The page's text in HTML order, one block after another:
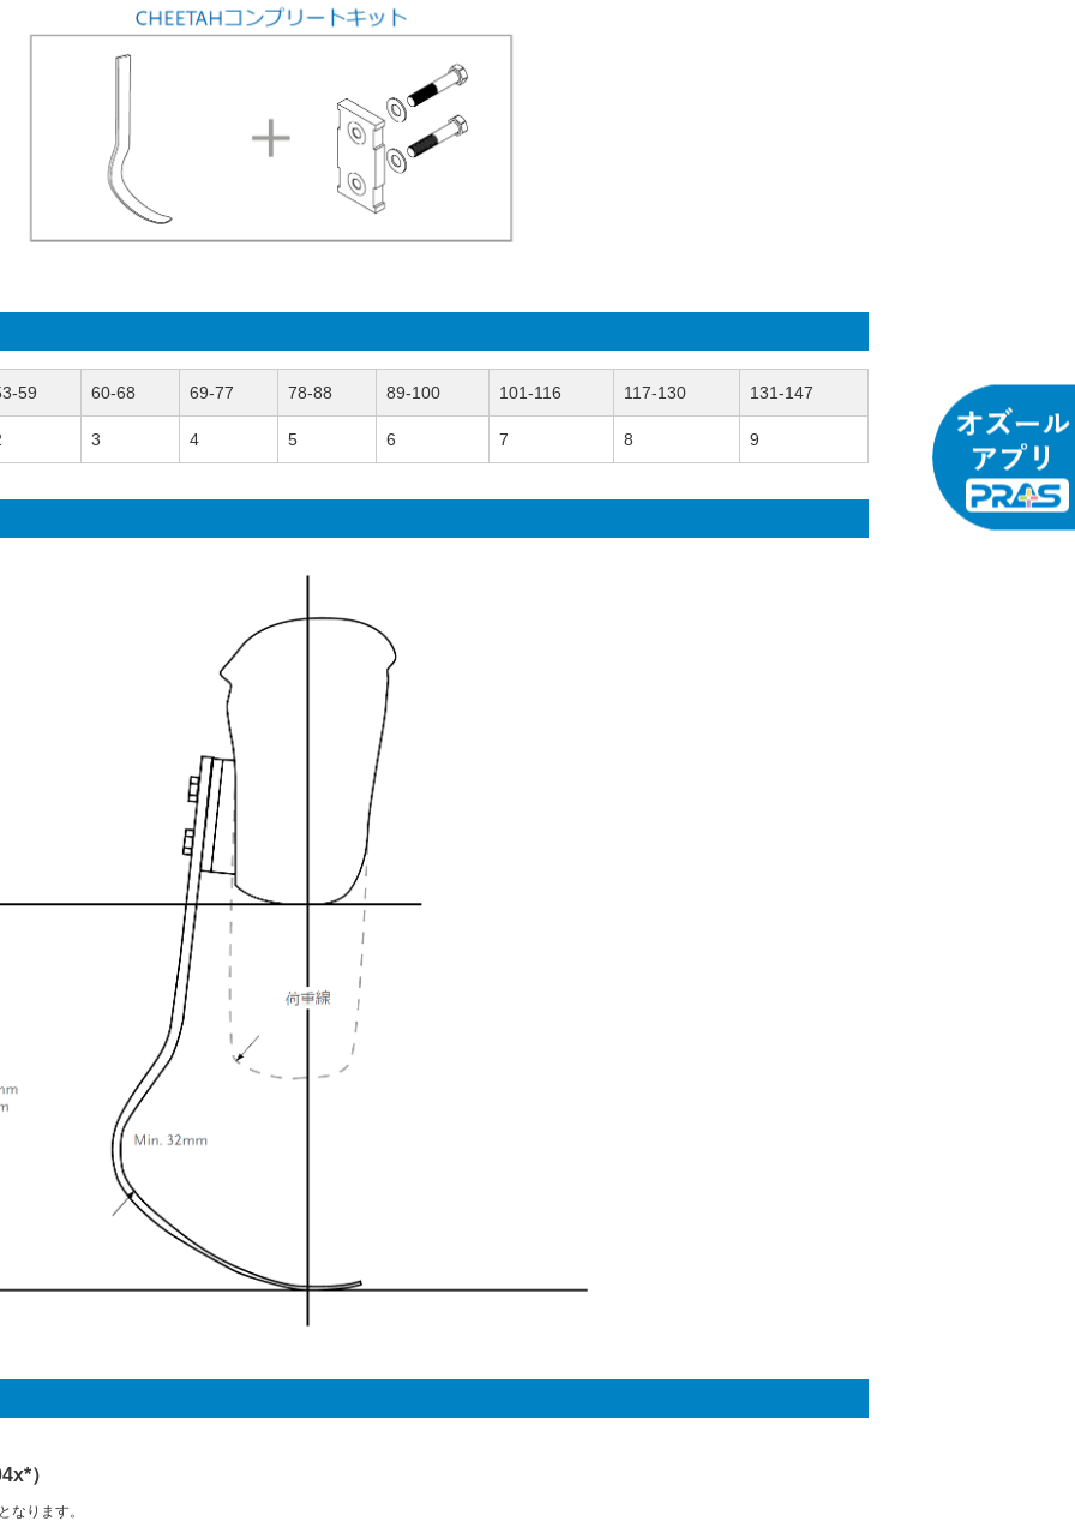
59 60-68 69-77 78-88 89-100 101-116 117-130 131-147
3 4 5 6 7 8 9
）
ります。